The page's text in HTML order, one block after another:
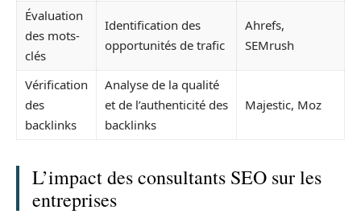
Évaluation
des mots-
clés
Identification des
opportunités de trafic
Ahrefs,
SEMrush
Vérification
des
backlinks
Analyse de la qualité
et de l’authenticité des
backlinks
Majestic, Moz
L’impact des consultants SEO sur les
entreprises